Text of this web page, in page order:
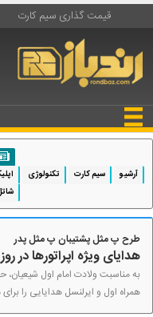
قیمت گذاری سیم کارت
آرشیو
سیم کارت تکنولوژی
طرح پ مثل پشتیبان پ مثل پدر
هدایای ویژه اپراتورها در
به مناسبت ولادت امام اول
همراه اول و ایرلنسل هدایایی را